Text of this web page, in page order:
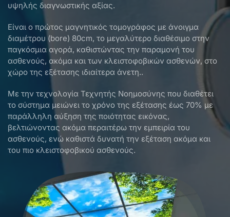
υψηλής διαγνωστικής αξίας.
Είναι ο πρώτος μαγνητικός τομογράφος με άνοιγμα
διαμέτρου (bore) 80cm, το μεγαλύτερο διαθέσιμο στην
παγκόσμια αγορά, καθιστώντας την παραμονή του
ασθενούς, ακόμα και των κλειστοφοβικών ασθενών, στο
χώρο της εξέτασης ιδιαίτερα άνετη..
Με την τεχνολογία Τεχνητής Νοημοσύνης που διαθέτει
το σύστημα μειώνει το χρόνο της εξέτασης έως 70% με
παράλληλη αύξηση της ποιότητας εικόνας,
βελτιώνοντας ακόμα περαιτέρω την εμπειρία του
ασθενούς, ενώ καθιστά δυνατή την εξέταση ακόμα και
του πιο κλειστοφοβικού ασθενούς.